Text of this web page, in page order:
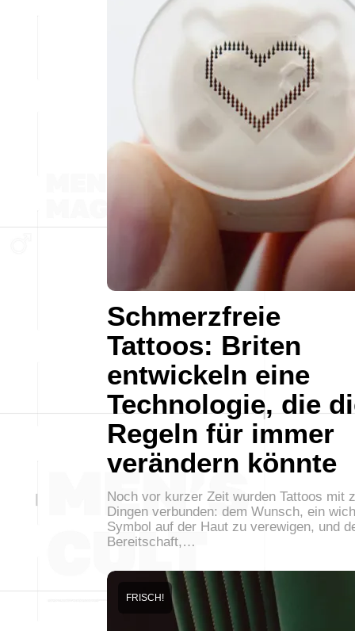
Schmerzfreie
Tattoos: Briten
entwickeln eine
Technologie, die
Regeln für immer
verändern könnte
Noch vor kurzer Zeit wurden Tattoos mit
Dingen verbunden: dem Wunsch, ein
Symbol auf der Haut zu verewigen, und
Bereitschaft,…
FRISCH!